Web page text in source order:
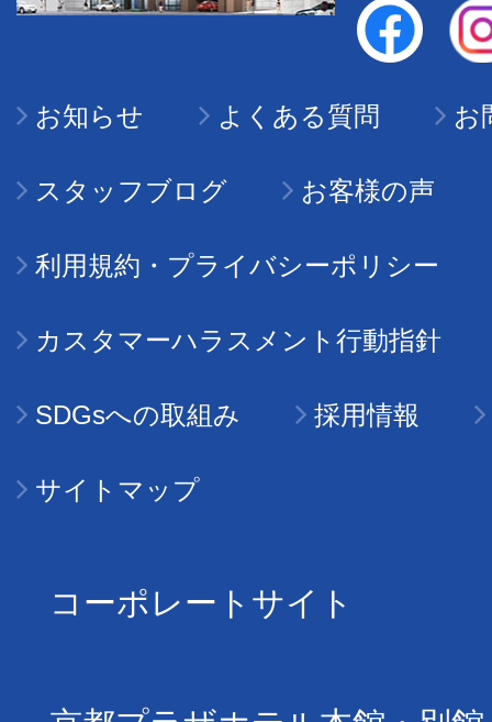
お知らせ よくある質問 お
スタッフブログ お客様の声
利用規約・プライバシーポリシー
カスタマーハラスメント行動指針
SDGsへの取組み 採用情報
サイトマップ
コーポレートサイト